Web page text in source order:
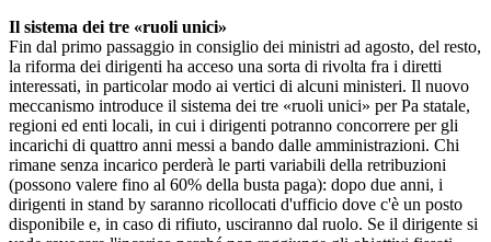
Il sistema dei tre «ruoli unici»
Fin dal primo passaggio in consiglio dei ministri ad agosto, del resto,
la riforma dei dirigenti ha acceso una sorta di rivolta fra i diretti
interessati, in particolar modo ai vertici di alcuni ministeri. Il nuovo
meccanismo introduce il sistema dei tre «ruoli unici» per Pa statale,
regioni ed enti locali, in cui i dirigenti potranno concorrere per gli
incarichi di quattro anni messi a bando dalle amministrazioni. Chi
rimane senza incarico perderà le parti variabili della retribuzioni
(possono valere fino al 60% della busta paga): dopo due anni, i
dirigenti in stand by saranno ricollocati d'ufficio dove c'è un posto
disponibile e, in caso di rifiuto, usciranno dal ruolo. Se il dirigente si